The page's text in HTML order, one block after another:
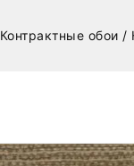
Контрактные обои /